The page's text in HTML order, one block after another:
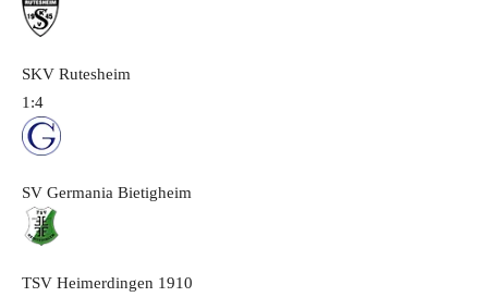
SKV Rutesheim
1:4
SV Germania Bietigheim
TSV Heimerdingen 1910